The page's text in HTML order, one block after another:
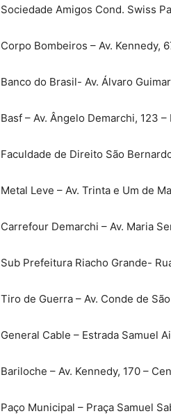
Sociedade Amigos Cond. Swiss
Corpo Bombeiros – Av. Kennedy,
Banco do Brasil- Av. Álvaro
Basf – Av. Ângelo Demarchi, 123
Faculdade de Direito São
Metal Leve – Av. Trinta e Um de
Carrefour Demarchi – Av. Maria
Sub Prefeitura Riacho Grande-
Tiro de Guerra – Av. Conde de
General Cable – Estrada Samuel
Bariloche – Av. Kennedy, 170 –
Paço Municipal – Praça Samuel